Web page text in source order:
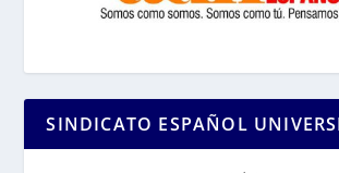
SINDICATO ESPAÑOL